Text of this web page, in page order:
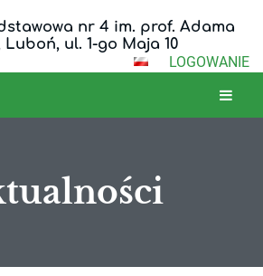
nr 4 im. prof. Adama
Luboń, ul. 1-go Maja 10
LOGOWANIE